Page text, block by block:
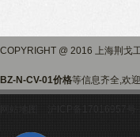
COPYRIGHT @ 2016 上海荆戈
BZ-N-CV-01价格等信息齐全,欢
沪ICP备17016957号-1